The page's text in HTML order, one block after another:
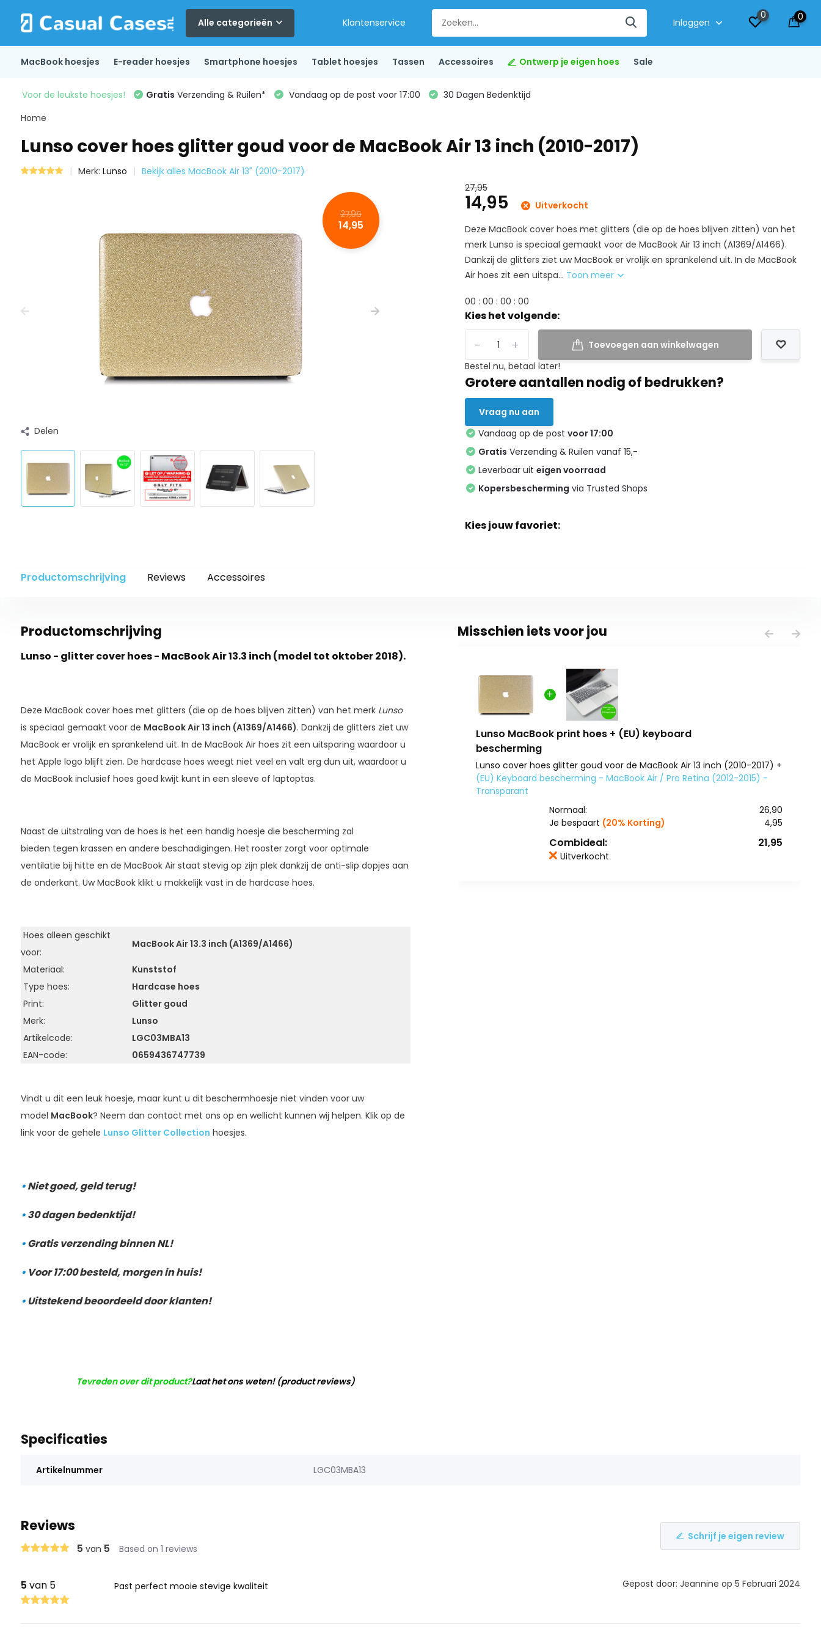
Alle categorieën Klantenservice Inloggen
0 0
MacBook hoesjes E-reader hoesjes Smartphone hoesjes Tablet hoesjes Tassen Accessoires Ontwerp je eigen hoes Sale
Voor de leukste hoesjes! Gratis Verzending & Ruilen* Vandaag op de post voor 17:00
30 Dagen Bedenktijd
Home
Lunso cover hoes glitter goud voor de MacBook Air 13 inch (2010-2017)
Merk: Lunso Bekijk alles MacBook Air 13" (2010-2017)
27,95
14,95
Delen
27,95
14,95
Uitverkocht
Deze MacBook cover hoes met glitters (die op de hoes blijven zitten) van het
merk Lunso is speciaal gemaakt voor de MacBook Air 13 inch (A1369/A1466).
Dankzij de glitters ziet uw MacBook er vrolijk en sprankelend uit. In de MacBook
Air hoes zit een uitspa... Toon meer
00 :00 :00 :00
Kies het volgende:
+
-
Toevoegen aan winkelwagen
Bestel nu, betaal later!
Grotere aantallen nodig of bedrukken?
Vraag nu aan
Vandaag op de postvoor 17:00
Gratis Verzending & Ruilen vanaf 15,-
Leverbaar uiteigen voorraad
Kopersbescherming via Trusted Shops
Kies jouw favoriet:
Productomschrijving Reviews Accessoires
Productomschrijving
Lunso - glitter cover hoes - MacBook Air 13.3 inch (model tot oktober 2018).
Deze MacBook cover hoes met glitters (die op de hoes blijven zitten) van het merk Lunso
is speciaal gemaakt voor de MacBook Air 13 inch (A1369/A1466). Dankzij de glitters ziet uw
MacBook er vrolijk en sprankelend uit. In de MacBook Air hoes zit een uitsparing waardoor u
het Apple logo blijft zien. De hardcase hoes weegt niet veel en valt erg dun uit, waardoor u
de MacBook inclusief hoes goed kwijt kunt in een sleeve of laptoptas.
Naast de uitstraling van de hoes is het een handig hoesje die bescherming zal
bieden tegen krassen en andere beschadigingen. Het rooster zorgt voor optimale
ventilatie bij hitte en de MacBook Air staat stevig op zijn plek dankzij de anti-slip dopjes aan
de onderkant. Uw MacBook klikt u makkelijk vast in de hardcase hoes.
Hoes alleen geschikt
voor:
MacBook Air 13.3 inch (A1369/A1466)
Materiaal:
Kunststof
Type hoes:
Hardcase hoes
Print:
Glitter goud
Merk:
Lunso
Artikelcode:
LGC03MBA13
EAN-code:
0659436747739
Vindt u dit een leuk hoesje, maar kunt u dit beschermhoesje niet vinden voor uw
model MacBook? Neem dan contact met ons op en wellicht kunnen wij helpen. Klik op de
link voor de gehele Lunso Glitter Collection hoesjes.
•Niet goed, geld terug!
•30 dagen bedenktijd!
•Gratis verzending binnen NL!
•Voor 17:00 besteld, morgen in huis!
•Uitstekend beoordeeld door klanten!
Tevreden over dit product?Laat het ons weten! (product reviews)
Misschien iets voor jou
inch (2010-2017) +
(2012-2015) -
21,95
Lunso MacBook print hoes + (US) keyboard
bescherming
Lunso cover hoes glitter goud voor de MacBook Air 13 inch (2010-2017) +
(US) Keyboard bescherming - MacBook Air / Pro Retina (2012-2015) -
Combideal:
Uitverkocht
Lunso MacBook print hoes + (EU) keyboard
bescherming
Lunso cover hoes glitter goud voor de MacBook Air 13 inch (2010-2017) +
(EU) Keyboard bescherming - MacBook Air / Pro Retina (2012-2015) -
Transparant
Normaal:
26,90
Je bespaart (20% Korting) 4,95
Combideal: 21,95
Uitverkocht
Specificaties
Artikelnummer LGC03MBA13
Reviews
5 van 5 Based on 1 reviews
Schrijf je eigen review
5 van 5 Past perfect mooie stevige kwaliteit Gepost door: Jeannine op 5 Februari 2024